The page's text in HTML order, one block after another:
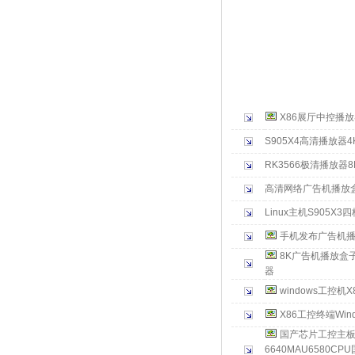
X86展厅中控播
S905X4高清播放器
RK3566极清播放器
高清网络广告机播放
Linux主机S905X3
手机发布广告机
8K广告机播放盒
器
windows工控机
X86工控终端
国产芯片工控主
6640MAU6580CPU